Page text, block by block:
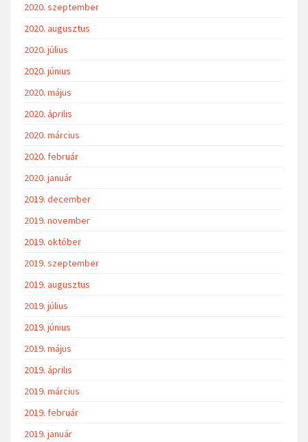
2020. szeptember
2020. augusztus
2020. július
2020. június
2020. május
2020. április
2020. március
2020. február
2020. január
2019. december
2019. november
2019. október
2019. szeptember
2019. augusztus
2019. július
2019. június
2019. május
2019. április
2019. március
2019. február
2019. január